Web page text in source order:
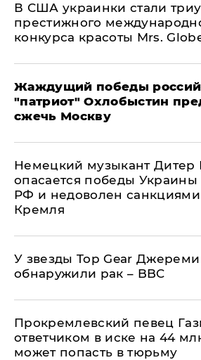
В США украинки стали
престижного
конкурса красоты Mrs.
Жаждущий победы
"патриот" Охлобыстин
сжечь Москву
Немецкий музыкант Дитер
опасается победы Украины
РФ и недоволен
Кремля
У звезды Top Gear
обнаружили рак – BBC
Прокремлевский певец
ответчиком в иске на 44
может попасть в тюрьму